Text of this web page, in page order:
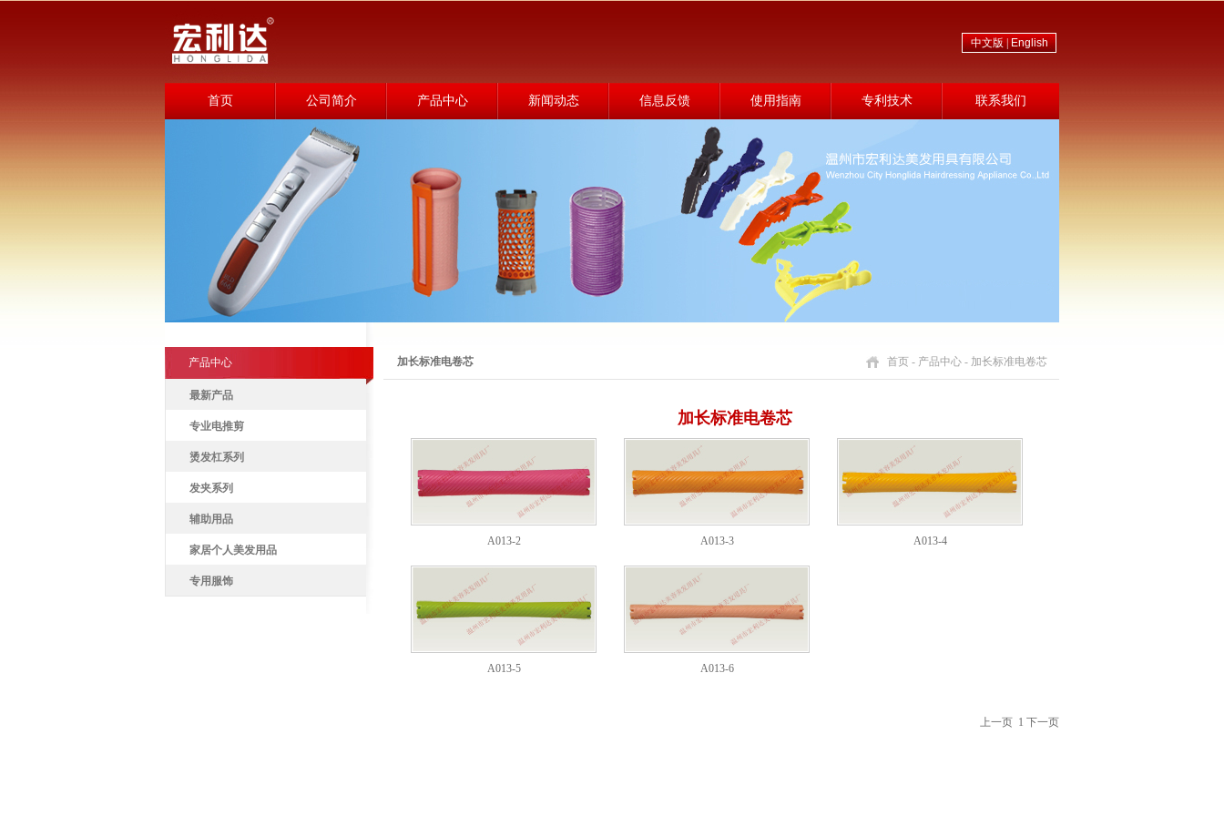
中文版 |English
首页 公司简介 产品中心 新闻动态 信息反馈 使用指南 专利技术 联系我们
产品中心
最新产品
专业电推剪
烫发杠系列
发夹系列
辅助用品
家居个人美发用品
专用服饰
加长标准电卷芯 首页 - 产品中心 - 加长标准电卷芯
加长标准电卷芯
A013-2 A013-3 A013-4
A013-5 A013-6
上一页 1 下一页